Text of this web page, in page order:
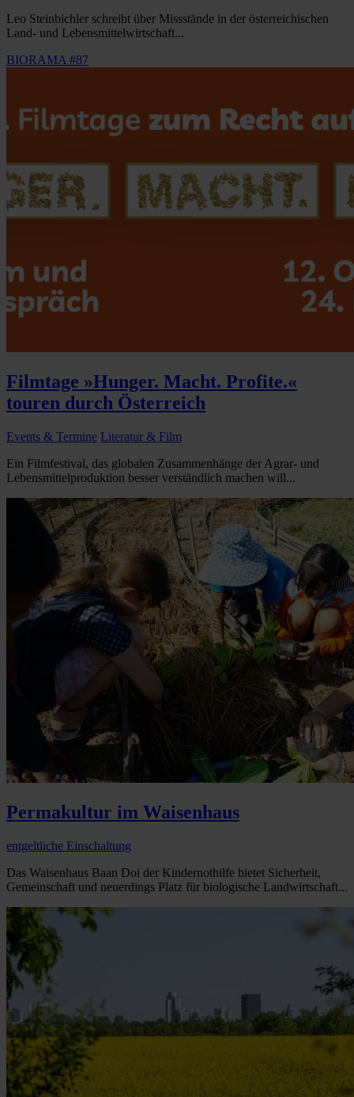
Leo Steinbichler schreibt über Missstände in der österreichischen
Land- und Lebensmittelwirtschaft...
BIORAMA #87
Filmtage »Hunger. Macht. Profite.«
touren durch Österreich
Events & Termine Literatur & Film
Ein Filmfestival, das globalen Zusammenhänge der Agrar- und
Lebensmittelproduktion besser verständlich machen will...
Permakultur im Waisenhaus
entgeltliche Einschaltung
Das Waisenhaus Baan Doi der Kindernothilfe bietet Sicherheit,
Gemeinschaft und neuerdings Platz für biologische Landwirtschaft...